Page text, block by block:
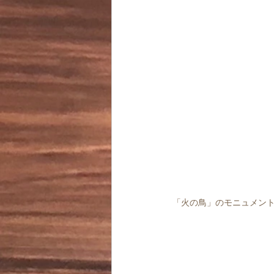
「火の鳥」のモニュメン